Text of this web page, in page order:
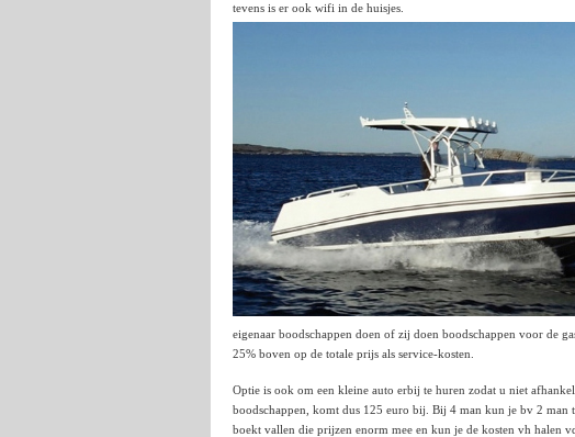
tevens is er ook wifi in de huisjes.
eigenaar boodschappen doen of zij doen boodschappen voor de
25% boven op de totale prijs als service-kosten.
Optie is ook om een kleine auto erbij te huren zodat u niet
boodschappen, komt dus 125 euro bij. Bij 4 man kun je bv 2
boekt vallen die prijzen enorm mee en kun je de kosten vh halen